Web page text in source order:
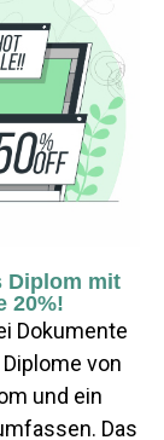
Diplom mit
20%!
Dokumente
von
und ein
Das